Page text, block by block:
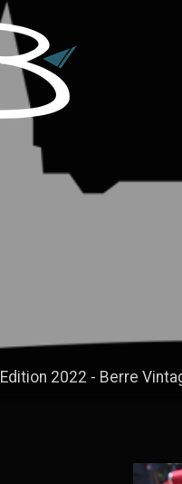
Edition 2022 - Berre